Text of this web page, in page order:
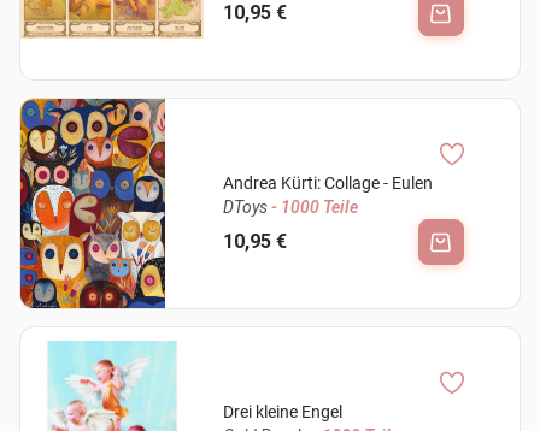
10,95 €
Andrea Kürti: Collage - Eulen
DToys- 1000 Teile
10,95 €
Drei kleine Engel